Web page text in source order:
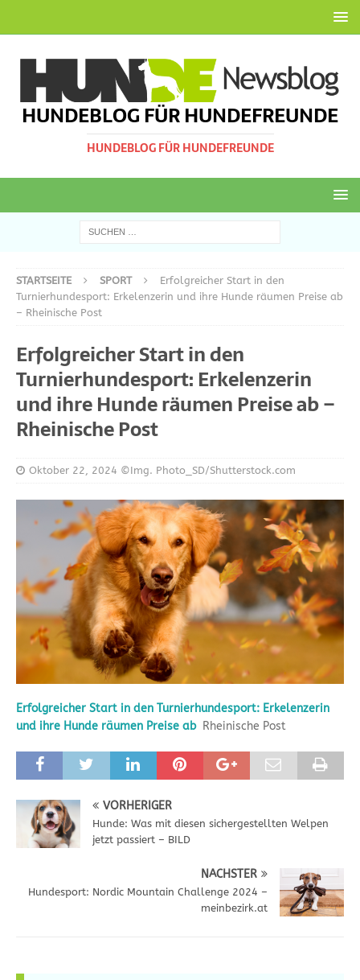
HUNDEBLOG FÜR HUNDEFREUNDE
HUNDEBLOG FÜR HUNDEFREUNDE
STARTSEITE SPORT
Erfolgreicher Start in den
Turnierhundesport: Erkelenzerin und ihre Hunde räumen Preise ab
– Rheinische Post
Erfolgreicher Start in den
Turnierhundesport: Erkelenzerin
und ihre Hunde räumen Preise ab –
Rheinische Post
Oktober 22, 2024 ©Img. Photo_SD/Shutterstock.com
Erfolgreicher Start in den Turnierhundesport: Erkelenzerin
und ihre Hunde räumen Preise ab Rheinische Post
VORHERIGER
Hunde: Was mit diesen sichergestellten Welpen
jetzt passiert – BILD
NÄCHSTER
Hundesport: Nordic Mountain Challenge 2024 –
meinbezirk.at